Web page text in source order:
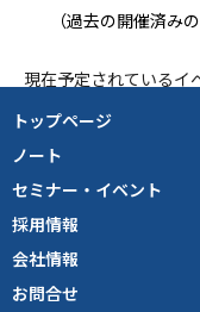
（過去の開催済み
現在予定されているイ
トップページ
ノート
セミナー・イベント
採用情報
会社情報
お問合せ